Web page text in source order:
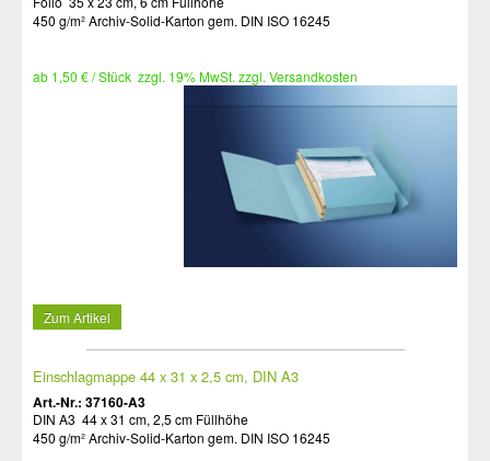
450 g/m² Archiv-Solid-Karton gem. DIN ISO 16245
ab 1,50 € / Stück zzgl. 19% MwSt. zzgl. Versandkosten
Zum Artikel
Einschlagmappe 44 x 31 x 2,5 cm, DIN A3
Art.-Nr.: 37160-A3
DIN A3 44 x 31 cm, 2,5 cm Füllhöhe
450 g/m² Archiv-Solid-Karton gem. DIN ISO 16245